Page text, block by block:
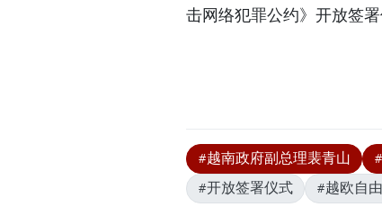
击网络犯罪公约》开放签署
#越南政府副总理裴青山
#开放签署仪式
#越欧自